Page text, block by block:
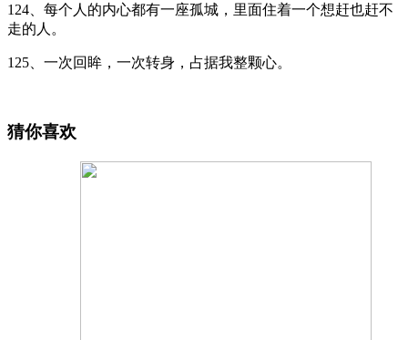
124、每个人的内心都有一座孤城，里面住着一个想赶也赶不
走的人。
125、一次回眸，一次转身，占据我整颗心。
猜你喜欢